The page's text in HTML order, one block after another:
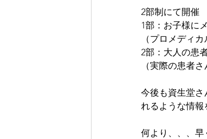
2部制にて開催
1部：お子様に
（プロメディ
2部：大人の患
（実際の患者
今後も資生堂
れるような情報
何より、、、